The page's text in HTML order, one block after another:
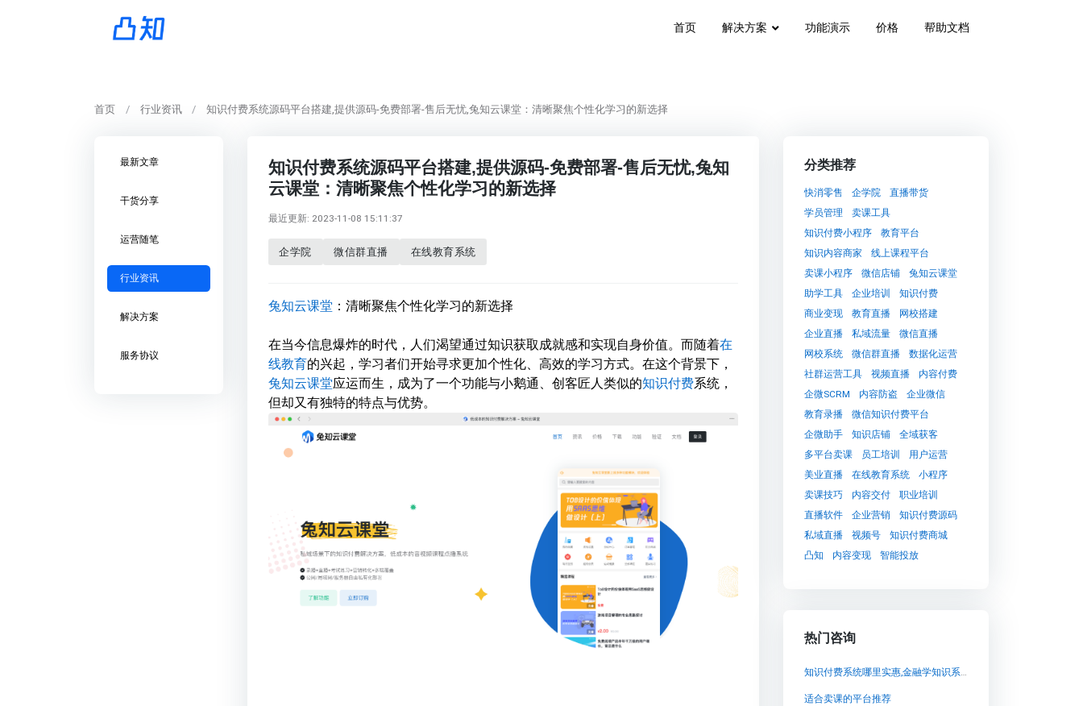
首页 解决方案 功能演示 价格 帮助文档
首页 行业资讯 知识付费系统源码平台搭建,提供源码-免费部署-售后无忧,兔知云课堂：清晰聚焦个性化学习的新选择
最新文章
干货分享
运营随笔
行业资讯
解决方案
服务协议
知识付费系统源码平台搭建,提供源码-免费部署-售后无忧,兔知
云课堂：清晰聚焦个性化学习的新选择
最近更新: 2023-11-08 15:11:37
企学院 微信群直播 在线教育系统
兔知云课堂 ：清晰聚焦个性化学习的新选择
在当今信息爆炸的时代，人们渴望通过知识获取成就感和实现自身价值。而随着在
线教育的兴起，学习者们开始寻求更加个性化、高效的学习方式。在这个背景下，
兔知云课堂应运而生，成为了一个功能与小鹅通、创客匠人类似的知识付费系统，
但却又有独特的特点与优势。
分类推荐
快消零售 企学院
直播带货
学员管理
卖课工具
知识付费小程序
教育平台
知识内容商家
线上课程平台
卖课小程序
微信店铺
兔知云课堂
助学工具
企业培训
知识付费
商业变现
教育直播
网校搭建
企业直播
私域流量
微信直播
网校系统
微信群直播
数据化运营
社群运营工具
视频直播
内容付费
企微SCRM
内容防盗
企业微信
教育录播
微信知识付费平台
企微助手
知识店铺
全域获客
多平台卖课
员工培训
用户运营
美业直播
在线教育系统
小程序
卖课技巧
内容交付
职业培训
直播软件
企业营销
知识付费源码
私域直播
视频号
知识付费商城
凸知
内容变现 智能投放
热门咨询
知识付费系统哪里实惠,金融学知识系统性学习的首选：兔知云课堂
适合卖课的平台推荐